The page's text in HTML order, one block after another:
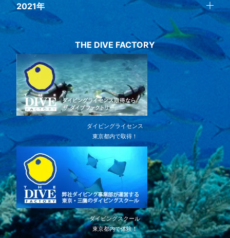
2021年
THE DIVE FACTORY
ダイビングライセンス
東京都内で取得！
ダイビングスクール
東京都内で体験！